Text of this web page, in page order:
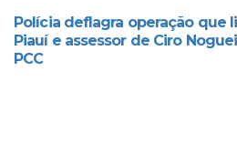
Polícia deflagra operação que
Piauí e assessor de Ciro
PCC